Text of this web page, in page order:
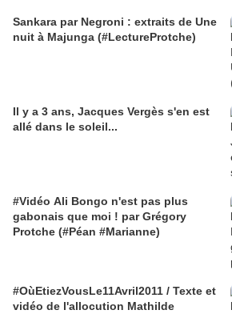
Sankara par Negroni : extraits de Une
nuit à Majunga (#LectureProtche)
Il y a 3 ans, Jacques Vergès s'en est
allé dans le soleil...
#Vidéo Ali Bongo n'est pas plus
gabonais que moi ! par Grégory
Protche (#Péan #Marianne)
#OùEtiezVousLe11Avril2011 / Texte et
vidéo de l'allocution Mathilde